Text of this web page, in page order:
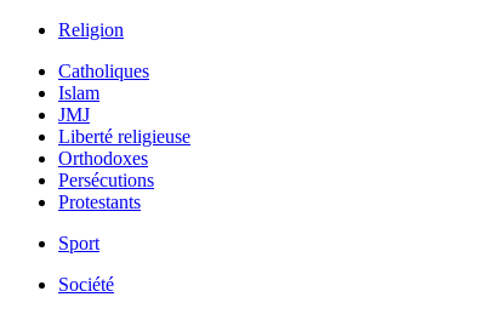
Religion
Catholiques
Islam
JMJ
Liberté religieuse
Orthodoxes
Persécutions
Protestants
Sport
Société